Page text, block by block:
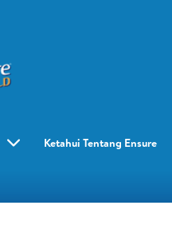
Ketahui Tentang Ensure